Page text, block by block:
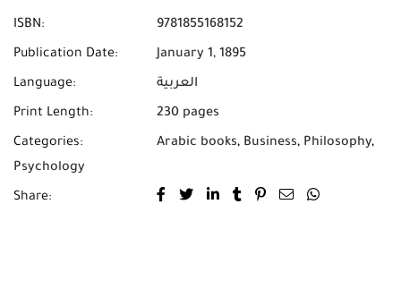
ISBN: 9781855168152
Publication Date: January 1, 1895
Language: العربية
Print Length: 230 pages
Categories: Arabic books, Business, Philosophy,
Psychology
Share: